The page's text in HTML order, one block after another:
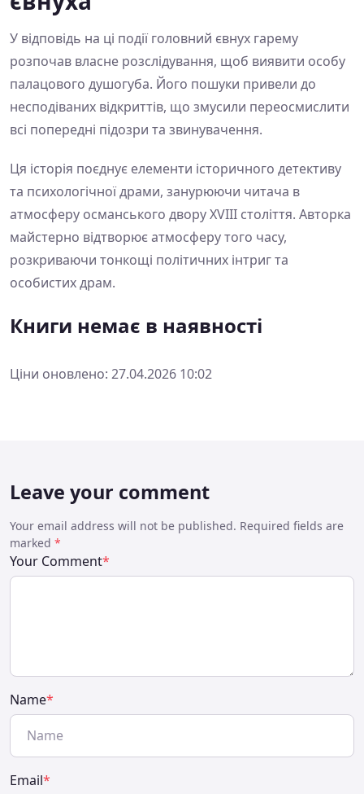
У відповідь на ці події головний євнух гарему
розпочав власне розслідування, щоб виявити особу
палацового душогуба. Його пошуки привели до
несподіваних відкриттів, що змусили переосмислити
всі попередні підозри та звинувачення.
Ця історія поєднує елементи історичного детективу
та психологічної драми, занурюючи читача в
атмосферу османського двору XVIII століття. Авторка
майстерно відтворює атмосферу того часу,
розкриваючи тонкощі політичних інтриг та
особистих драм.
Книги немає в наявності
Ціни оновлено: 27.04.2026 10:02
Leave your comment
Your email address will not be published. Required fields are
marked *
Your Comment*
Name*
Email*